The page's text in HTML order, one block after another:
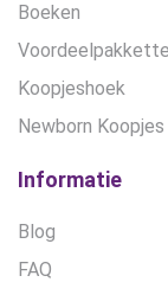
Boeken
Koopjeshoek
Newborn Koopjes
Informatie
Blog
FAQ